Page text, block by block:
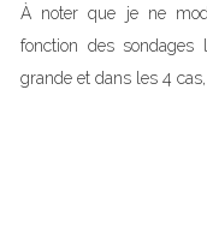
À noter que je ne
fonction des
grande et dans les 4